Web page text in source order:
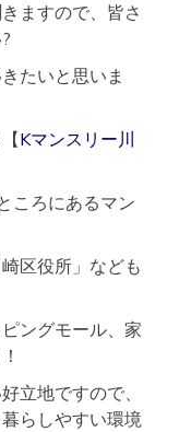
ますので、皆さ
たいと思いま
Kマンスリー川
ころにあるマン
区役所」なども
ングモール、家
立地ですので、
らしやすい環境